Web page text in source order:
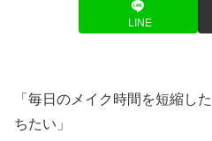
LINE
「毎日のメイク時間を短縮し
ちたい」